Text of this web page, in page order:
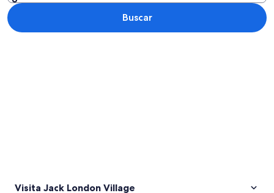
Buscar
Visita Jack London Village